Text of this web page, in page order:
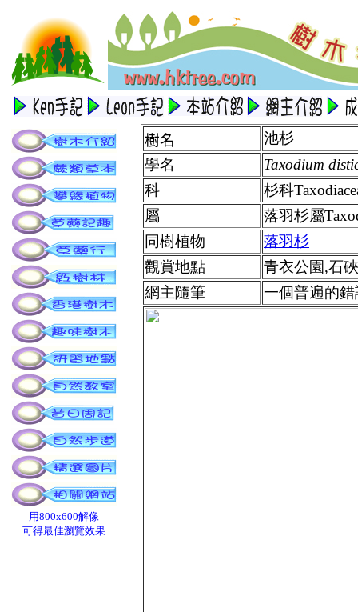
用800x600解像
可得最佳瀏覽效果
樹名 池杉
學名
Taxodium
科
杉科
屬
落羽杉屬
同樹植物
落羽杉
觀賞地點
青衣公園,石
網主隨筆
一個普遍的